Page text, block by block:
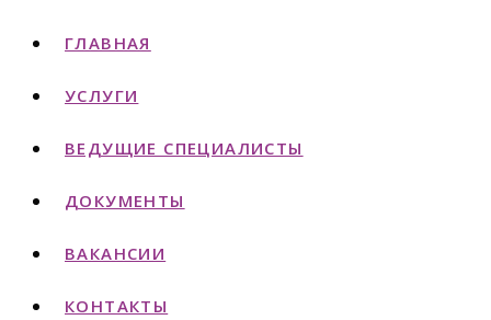
ГЛАВНАЯ
УСЛУГИ
ВЕДУЩИЕ СПЕЦИАЛИСТЫ
ДОКУМЕНТЫ
ВАКАНСИИ
КОНТАКТЫ